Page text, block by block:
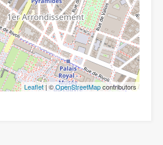
Leaflet| ©OpenStreetMapcontributors